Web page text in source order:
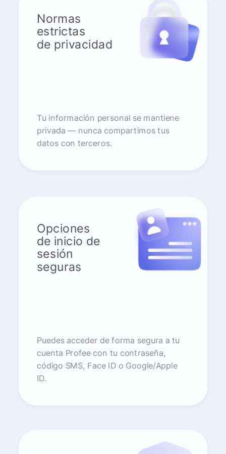
Normas
estrictas
de privacidad
Tu información personal se mantiene
privada — nunca compartimos tus
datos con terceros.
Opciones
de inicio de
sesión
seguras
Puedes acceder de forma segura a tu
cuenta Profee con tu contraseña,
código SMS, Face ID o Google/Apple
ID.